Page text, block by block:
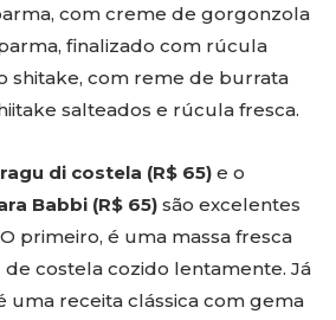
com creme de gorgonzola
finalizado com rúcula
shitake, com reme de burrata
salteados e rúcula fresca.
di costela (R$ 65) e o
Babbi (R$ 65) são excelentes
primeiro, é uma massa fresca
costela cozido lentamente. Já
uma receita clássica com gema